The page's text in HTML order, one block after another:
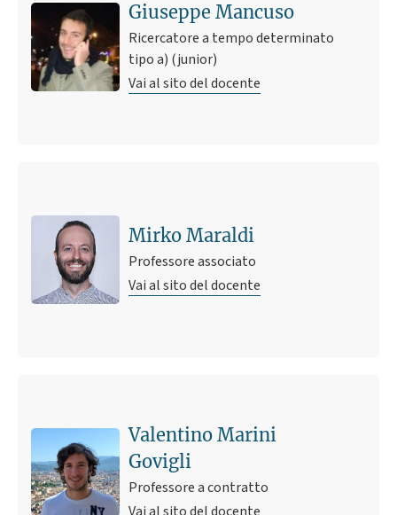
Giuseppe Mancuso
Ricercatore a tempo determinato
tipo a) (junior)
Vai al sito del docente
Mirko Maraldi
Professore associato
Vai al sito del docente
Valentino Marini
Govigli
Professore a contratto
Vai al sito del docente
17 ottobre 2024 15:28